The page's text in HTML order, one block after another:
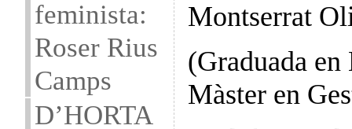
feminista:
Roser Rius
Camps
D’HORTA
Montserrat
(Graduada
Màster en